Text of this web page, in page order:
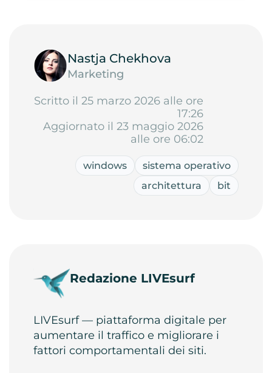
Nastja Chekhova
Marketing
Scritto il 25 marzo 2026 alle ore
17:26
Aggiornato il 23 maggio 2026
alle ore 06:02
windows
sistema operativo
architettura
bit
Redazione LIVEsurf
LIVEsurf — piattaforma digitale per
aumentare il traffico e migliorare i
fattori comportamentali dei siti.